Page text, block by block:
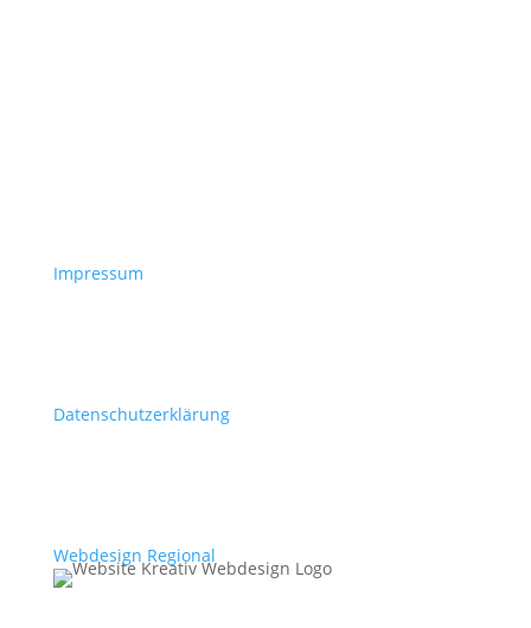
Impressum
Datenschutzerklärung
Webdesign Regional